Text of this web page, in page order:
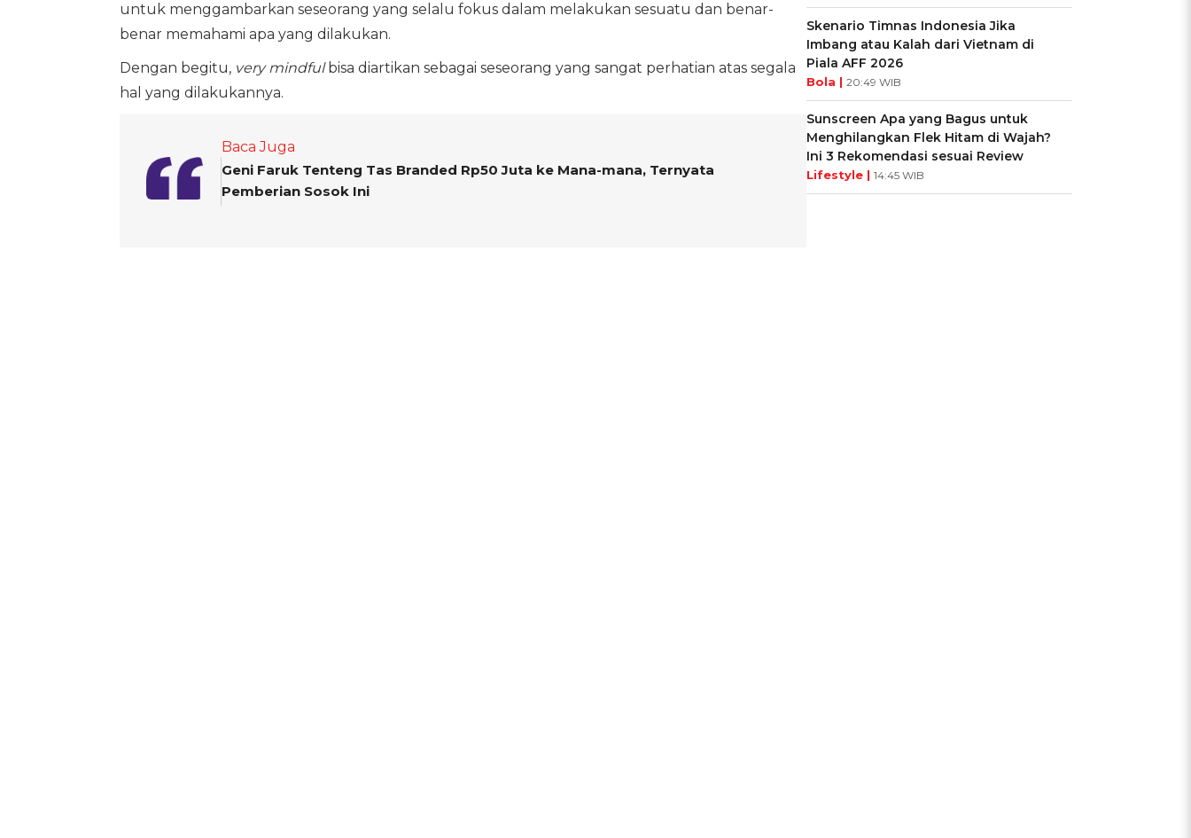
untuk menggambarkan seseorang yang selalu fokus dalam melakukan sesuatu dan benar-
benar memahami apa yang dilakukan.
Dengan begitu, very mindfulbisa diartikan sebagai seseorang yang sangat perhatian atas segala
hal yang dilakukannya.
Baca Juga
Geni Faruk Tenteng Tas Branded Rp50 Juta ke Mana-mana, Ternyata
Pemberian Sosok Ini
Skenario Timnas Indonesia Jika
Imbang atau Kalah dari Vietnam di
Piala AFF 2026
Bola | 20:49 WIB
Sunscreen Apa yang Bagus untuk
Menghilangkan Flek Hitam di Wajah?
Ini 3 Rekomendasi sesuai Review
Lifestyle | 14:45 WIB